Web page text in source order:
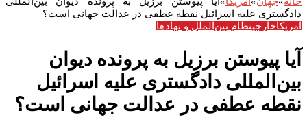
دادگستری علیه اسرائیل نقطه عطفی در عدالت جهانی است؟
آمریکاخارجینظام بین‌الملل و نهادها
آیا پیوستن برزیل به پرونده دیوان
بین‌المللی دادگستری علیه اسرائیل
نقطه عطفی در عدالت جهانی است؟